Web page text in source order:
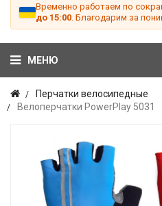
Временно работаем по
до 15:00 . Благодарим за
МЕНЮ
Перчатки велосипедные
Велоперчатки PowerPlay 5031